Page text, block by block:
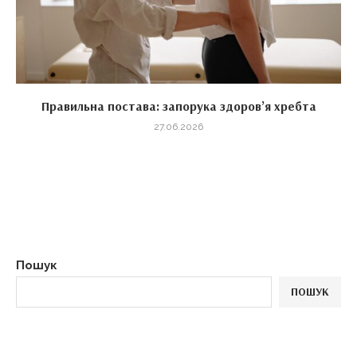
Правильна постава: запорука здоров’я хребта
27.06.2026
Пошук
ПОШУК